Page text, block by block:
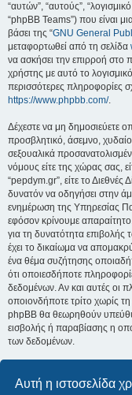
Αυτή η ιστοσελίδα
“αυτών”, “αυτούς”,
“phpBB Teams”) που είναι
βάσει της “GNU General
μεταφορτωθεί από τη σελίδα
να ασκήσει την επιρροή στο
χρήστης με αυτό το
περισσότερες πληροφορίες
https://www.phpbb.com/.
Δέχεστε να μη δημοσιεύετε
προσβλητικό, άσεμνο,
σεξουαλικά
νόμους είτε της χώρας σας,
“pepdym.gr”, είτε το Διεθνές
δυνατόν να οδηγήσει στην
ενημέρωση της Υπηρεσίας
εφόσον κρίνουμε
για τη δυνατότητα επιβολής
έχει το δικαίωμα να
ένα θέμα συζήτησης
ότι οποιεσδήποτε
δεδομένων. Αν και αυτές οι
οποιονδήποτε τρίτο χωρίς
phpBB θα θεωρηθούν
εισβολής ή παραβίασης η
των δεδομένων.